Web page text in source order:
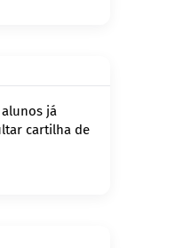
alunos já
cartilha de